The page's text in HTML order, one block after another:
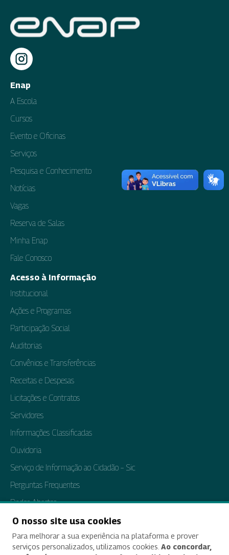
Enap
A Escola
Cursos
Evento e Oficinas
Serviços
Pesquisa e Conhecimento
Notícias
Vagas
Reserva de Salas
Minha Enap
Fale Conosco
Acesso à Informação
Institucional
Ações e Programas
Participação Social
Auditorias
Convênios e Transferências
Receitas e Despesas
Licitações e Contratos
Servidores
Informações Classificadas
Ouvidoria
Serviço de Informação ao Cidadão – Sic
Perguntas Frequentes
Dados Abertos
Tratamento de Dados Pessoais
Transparência e Prestação de Contas
O nosso site usa cookies
Para melhorar a sua experiência na plataforma e prover
serviços personalizados, utilizamos cookies. Ao concordar,